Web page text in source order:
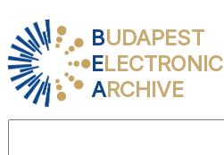
BUDAPEST
ELECTRONIC
ARCHIVE